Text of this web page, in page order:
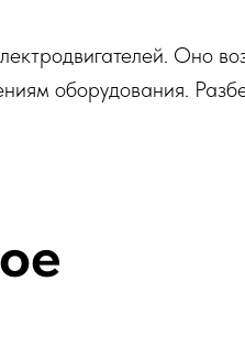
Оно
оборудования.